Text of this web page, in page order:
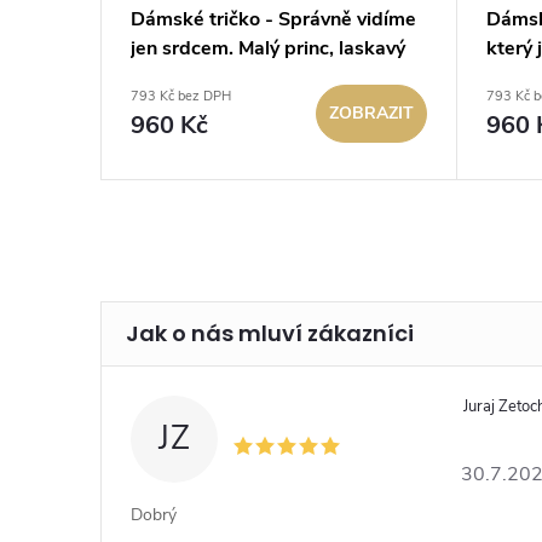
Dámské tričko - Správně vidíme
jen srdcem. Malý princ, laskavý
793 Kč bez DPH
960 Kč ZOBRAZIT
který
793 Kč
960
JZ
Juraj
Dobrý